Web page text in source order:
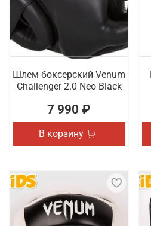
Шлем боксерский Venum
Challenger 2.0 Neo Black
7 990 ₽
В корзину